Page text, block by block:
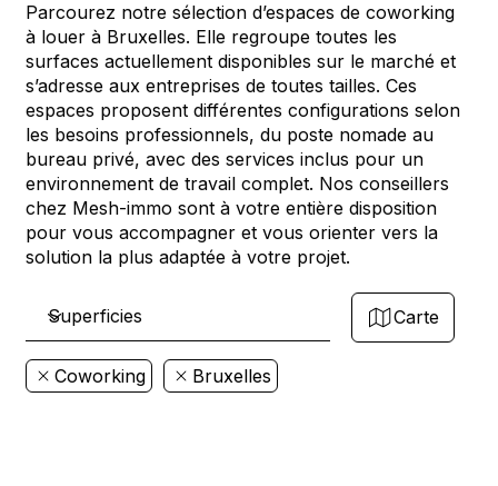
Parcourez notre sélection d’espaces de coworking
à louer à Bruxelles. Elle regroupe toutes les
surfaces actuellement disponibles sur le marché et
s’adresse aux entreprises de toutes tailles. Ces
espaces proposent différentes configurations selon
les besoins professionnels, du poste nomade au
bureau privé, avec des services inclus pour un
environnement de travail complet. Nos conseillers
chez Mesh-immo sont à votre entière disposition
pour vous accompagner et vous orienter vers la
solution la plus adaptée à votre projet.
Carte
Coworking Bruxelles